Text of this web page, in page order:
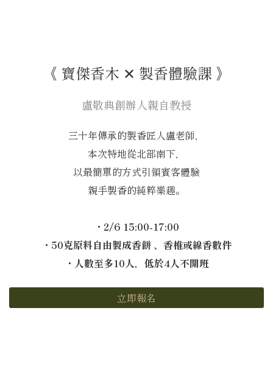
《 寶傑香木 ✕ 製香體驗課 》
盧敬典創辦人親自教授
三十年傳承的製香匠人盧老師，
本次特地從北部南下，
以最簡單的方式引領賓客體驗
親手製香的純粹樂趣。
・2/6 15:00-17:00
・50克原料自由製成香餅 、香椎或線香數件
・人數至多10人，低於4人不開班
立即報名